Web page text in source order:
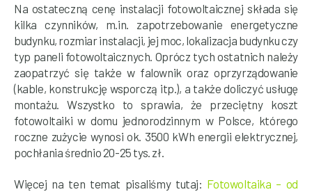
Na ostateczną cenę instalacji fotowoltaicznej składa się
kilka czynników, m.in. zapotrzebowanie energetyczne
budynku, rozmiar instalacji, jej moc, lokalizacja budynku czy
typ paneli fotowoltaicznych. Oprócz tych ostatnich należy
zaopatrzyć się także w falownik oraz oprzyrządowanie
(kable, konstrukcję wsporczą itp.), a także doliczyć usługę
montażu. Wszystko to sprawia, że przeciętny koszt
fotowoltaiki w domu jednorodzinnym w Polsce, którego
roczne zużycie wynosi ok. 3500 kWh energii elektrycznej,
pochłania średnio 20-25 tys. zł.
Więcej na ten temat pisaliśmy tutaj: Fotowoltaika – od